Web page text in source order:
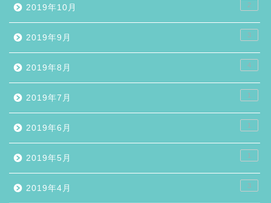
2019年10月 2
2019年9月 3
2019年8月 4
2019年7月 1
2019年6月 1
2019年5月 1
2019年4月 3